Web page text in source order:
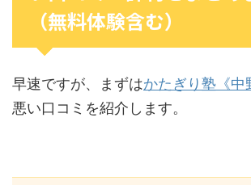
（無料体験含む）
早速ですが、まずはかたぎり塾《中
悪い口コミを紹介します。